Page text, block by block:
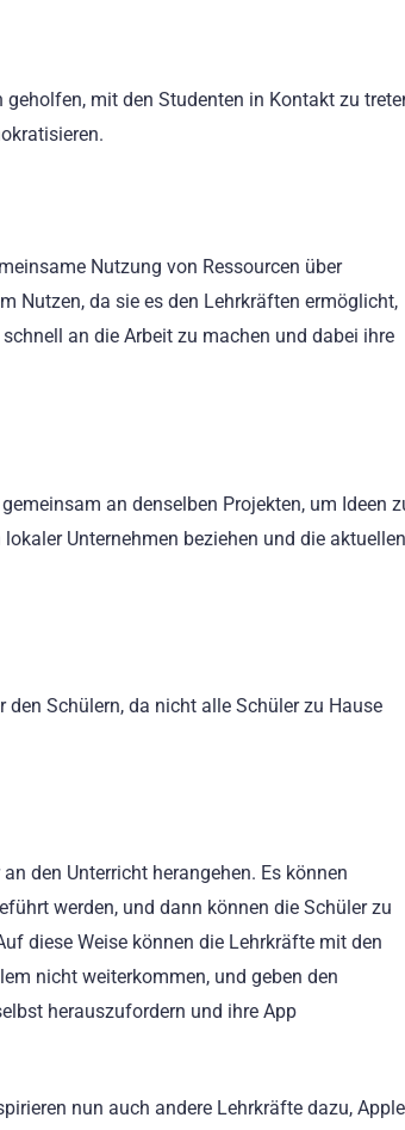
mit den Studenten in Kontakt zu
Nutzung von Ressourcen über
Nutzen, da sie es den Lehrkräften ermöglicht,
an die Arbeit zu machen und dabei ihre
an denselben Projekten, um Ideen
Unternehmen beziehen und die aktuellen
Schülern, da nicht alle Schüler zu Hause
den Unterricht herangehen. Es können
werden, und dann können die Schüler zu
diese Weise können die Lehrkräfte mit den
nicht weiterkommen, und geben den
herauszufordern und ihre App
nun auch andere Lehrkräfte dazu, Apple